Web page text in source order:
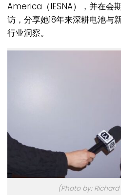
America （IESNA），并在会
访，分享她18年来深耕电池与
行业洞察。
(Photo by: Richard